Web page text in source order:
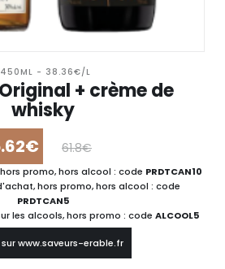
- 38.36€/L
+ crème de
whisky
61.8€
promo, hors alcool : code PRDTCAN10
hors promo, hors alcool : code
PRDTCAN5
les alcools, hors promo : code ALCOOL5
www.saveurs-erable.fr